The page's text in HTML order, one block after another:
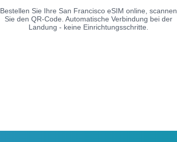
Bestellen Sie Ihre San Francisco eSIM online, scannen
Sie den QR-Code. Automatische Verbindung bei der
Landung - keine Einrichtungsschritte.